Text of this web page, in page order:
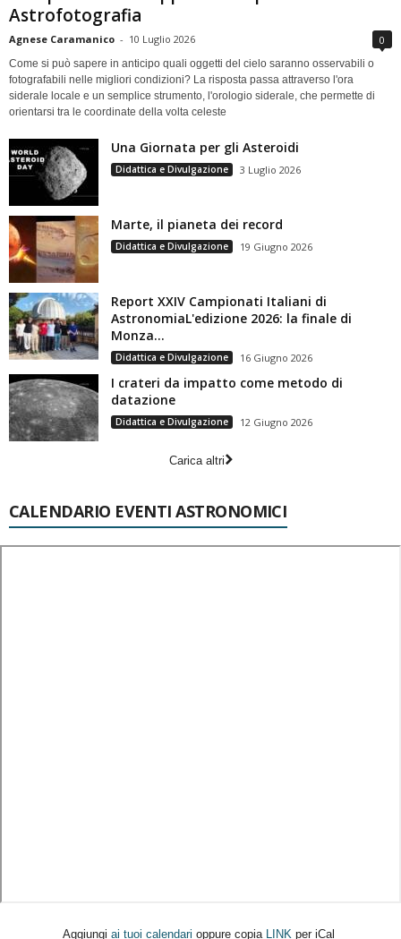
Astrofotografia
Agnese Caramanico - 10 Luglio 2026 0
Come si può sapere in anticipo quali oggetti del cielo saranno osservabili o
fotografabili nelle migliori condizioni? La risposta passa attraverso l'ora
siderale locale e un semplice strumento, l'orologio siderale, che permette di
orientarsi tra le coordinate della volta celeste
Una Giornata per gli Asteroidi
Didattica e Divulgazione 3 Luglio 2026
Marte, il pianeta dei record
Didattica e Divulgazione 19 Giugno 2026
Report XXIV Campionati Italiani di
AstronomiaL'edizione 2026: la finale di
Monza...
Didattica e Divulgazione 16 Giugno 2026
I crateri da impatto come metodo di
datazione
Didattica e Divulgazione 12 Giugno 2026
Carica altri
CALENDARIO EVENTI ASTRONOMICI
Aggiungi ai tuoi calendari oppure copia LINK per iCal